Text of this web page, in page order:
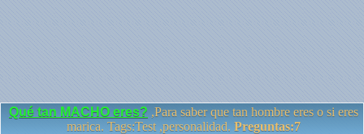
Qué tan MACHO eres? ,Para saber que tan hombre eres o si eres
marica. Tags:Test ,personalidad. Preguntas:7